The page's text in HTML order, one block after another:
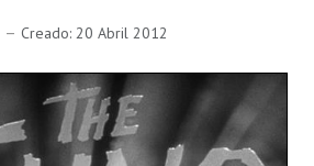
Creado: 20 Abril 2012